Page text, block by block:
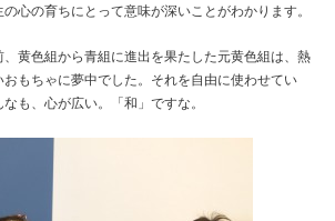
心の育ちにとって意味が深いことがわかります。
黄色組から青組に進出を果たした元黄色組は、熱
もちゃに夢中でした。それを自由に使わせてい
も、心が広い。「和」ですな。